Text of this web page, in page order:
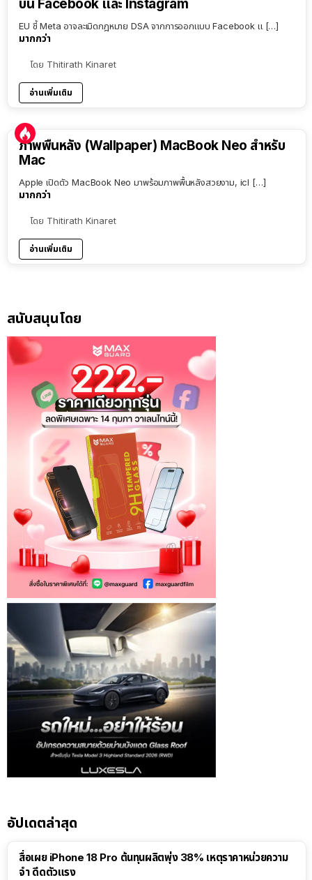
บน Facebook และ Instagram
EU ชี้ Meta อาจละเมิดกฎหมาย DSA จากการออกแบบ Facebook แ […]
มากกว่า
โดย Thitirath Kinaret
อ่านเพิ่มเติม
ภาพพื้นหลัง (Wallpaper) MacBook Neo สำหรับ
Mac
Apple เปิดตัว MacBook Neo มาพร้อมภาพพื้นหลังสวยงาม, icl […]
มากกว่า
โดย Thitirath Kinaret
อ่านเพิ่มเติม
สนับสนุนโดย
อัปเดตล่าสุด
สื่อเผย iPhone 18 Pro ต้นทุนผลิตพุ่ง 38% เหตุราคาหน่วยความ
จำ ดีดตัวแรง